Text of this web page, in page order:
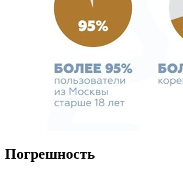
Погрешность